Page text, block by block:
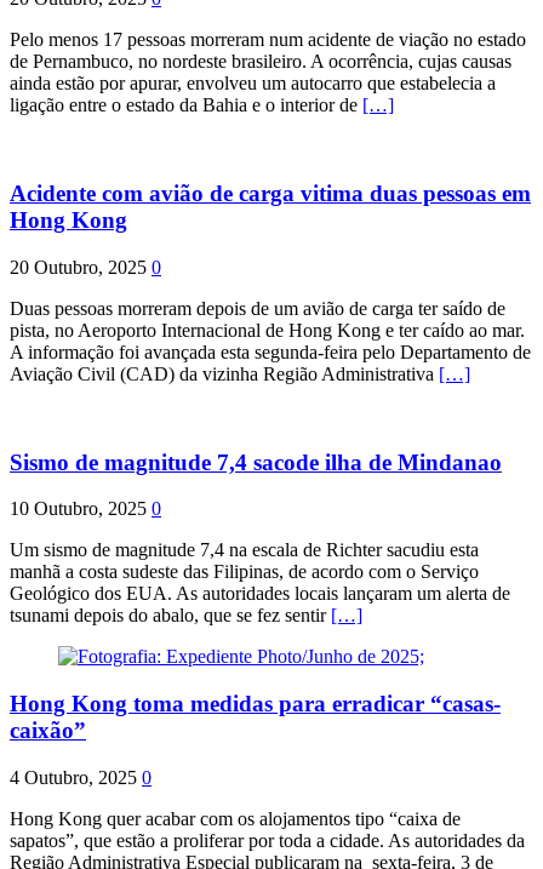
Pelo menos 17 pessoas morreram num acidente de viação no estado
de Pernambuco, no nordeste brasileiro. A ocorrência, cujas causas
ainda estão por apurar, envolveu um autocarro que estabelecia a
ligação entre o estado da Bahia e o interior de […]
Acidente com avião de carga vitima duas pessoas em
Hong Kong
20 Outubro, 2025 0
Duas pessoas morreram depois de um avião de carga ter saído de
pista, no Aeroporto Internacional de Hong Kong e ter caído ao mar.
A informação foi avançada esta segunda-feira pelo Departamento de
Aviação Civil (CAD) da vizinha Região Administrativa […]
Sismo de magnitude 7,4 sacode ilha de Mindanao
10 Outubro, 2025 0
Um sismo de magnitude 7,4 na escala de Richter sacudiu esta
manhã a costa sudeste das Filipinas, de acordo com o Serviço
Geológico dos EUA. As autoridades locais lançaram um alerta de
tsunami depois do abalo, que se fez sentir […]
Hong Kong toma medidas para erradicar “casas-
caixão”
4 Outubro, 2025 0
Hong Kong quer acabar com os alojamentos tipo “caixa de
sapatos”, que estão a proliferar por toda a cidade. As autoridades da
Região Administrativa Especial publicaram na sexta-feira, 3 de